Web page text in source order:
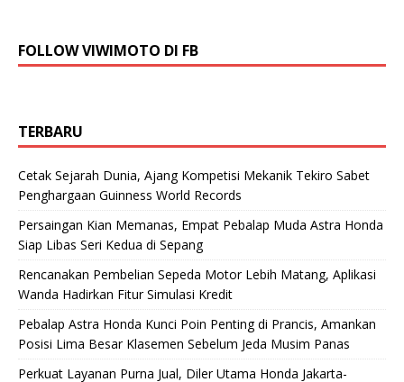
FOLLOW VIWIMOTO DI FB
TERBARU
Cetak Sejarah Dunia, Ajang Kompetisi Mekanik Tekiro Sabet
Penghargaan Guinness World Records
Persaingan Kian Memanas, Empat Pebalap Muda Astra Honda
Siap Libas Seri Kedua di Sepang
Rencanakan Pembelian Sepeda Motor Lebih Matang, Aplikasi
Wanda Hadirkan Fitur Simulasi Kredit
Pebalap Astra Honda Kunci Poin Penting di Prancis, Amankan
Posisi Lima Besar Klasemen Sebelum Jeda Musim Panas
Perkuat Layanan Purna Jual, Diler Utama Honda Jakarta-